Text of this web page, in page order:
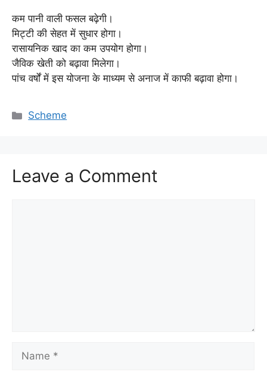
कम पानी वाली फसल बढ़ेगी।
मिट्टी की सेहत में सुधार होगा।
रासायनिक खाद का कम उपयोग होगा।
जैविक खेती को बढ़ावा मिलेगा।
पांच वर्षों में इस योजना के माध्यम से अनाज में काफी बढ़ावा होगा।
Categories
Scheme
Leave a Comment
Name